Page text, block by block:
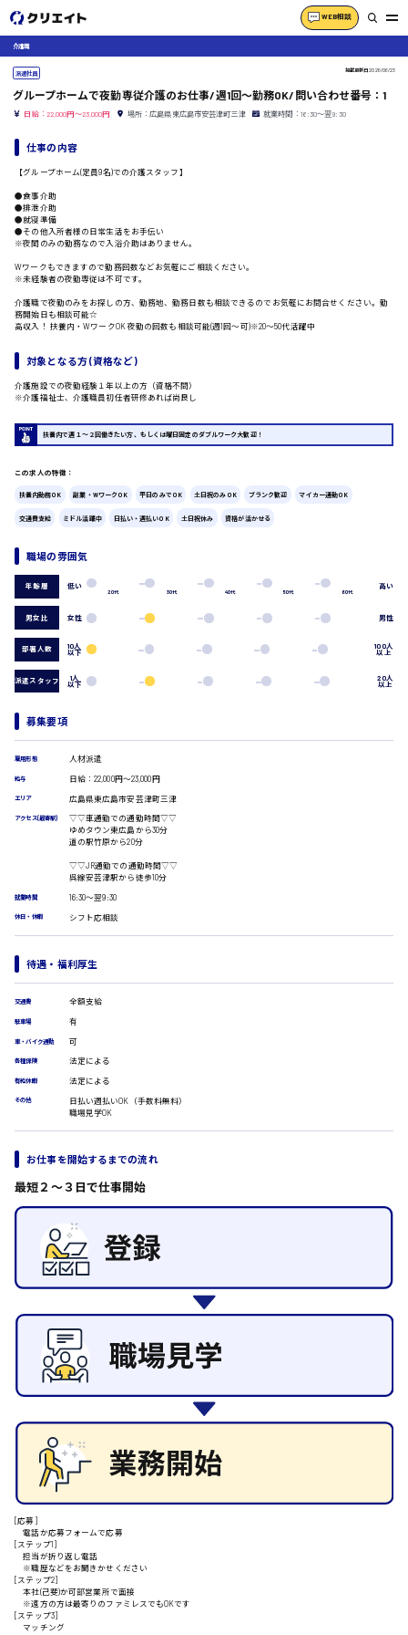
WEB相談
製造・軽作業・物流系
製造オペレーター
軽作業
医師
介護職
看護助手
貿易事務
コールセンターオペレーター
一般事務
翻訳、通訳
IT・クリエイティブ系
DTPオペレーター
CADオペレーター
システムエンジニア
プログラマー
カスタマーエンジニア
販売・サービス・フード系
経営企画
洗い場
ラウンダー営業
ルート営業
その他の専門職
施設管理・整備
清掃
施工管理
広島市中区
広島市南区
広島市西区
広島市安佐南区
東広島市
安芸太田町
安芸郡
時給1200円～
時給1300円～
時給1400円～
時給1500円以上
日給8000円～
日給9000円～
日給10000円以上
介護職
派遣社員 掲載更新日2026/06/23
グループホームで夜勤専従介護のお仕事/週1回〜勤務OK/問い合わせ番号：1
日給：22,000円～23,000円 場所：広島県東広島市安芸津町三津 就業時間：16:30〜翌9:30
仕事の内容
【グループホーム(定員9名)での介護スタッフ】
●食事介助
●排泄介助
●就寝準備
●その他入所者様の日常生活をお手伝い
※夜間のみの勤務なので入浴介助はありません。
Wワークもできますので勤務回数などお気軽にご相談ください。
※未経験者の夜勤専従は不可です。
介護職で夜勤のみをお探しの方、勤務地、勤務日数も相談できるのでお気軽にお問合せください。勤
務開始日も相談可能☆
高収入！ 扶養内・WワークOK 夜勤の回数も相談可能(週1回〜可)※20〜50代活躍中
対象となる方 (資格など)
介護施設での夜勤経験１年以上の方（資格不問）
※介護福祉士、介護職員初任者研修あれば尚良し
扶養内で週１〜２回働きたい方、もしくは曜日固定のダブルワーク大歓迎！
この求人の特徴：
扶養内勤務OK 副業・WワークOK 平日のみでOK 土日祝のみOK ブランク歓迎 マイカー通勤OK
交通費支給 ミドル活躍中 日払い・週払いOK 土日祝休み 資格が活かせる
職場の雰囲気
年齢層 低い
20代 30代 40代 50代 60代
高い
男女比 女性 男性
部署人数 10人
以下
100人
以上
派遣スタッフ 1人
以下
20人
以上
募集要項
雇用形態 人材派遣
給与 日給：22,000円～23,000円
エリア 広島県東広島市安芸津町三津
アクセス(最寄駅)
▽▽車通勤での通勤時間▽▽
ゆめタウン東広島から30分
道の駅竹原から20分
▽▽JR通勤での通勤時間▽▽
呉線安芸津駅から徒歩10分
就業時間 16:30〜翌9:30
休日・休暇 シフト応相談
待遇・福利厚生
交通費 全額支給
駐車場 有
車・バイク通勤 可
各種保険 法定による
有給休暇 法定による
その他
日払い週払いOK（手数料無料）
職場見学OK
お仕事を開始するまでの流れ
最短２〜３日で仕事開始
[応募]
電話か応募フォームで応募
[ステップ1]
担当が折り返し電話
※職歴などをお聞きかせください
[ステップ2]
本社(己斐)か可部営業所で面接
※遠方の方は最寄りのファミレスでもOKです
[ステップ3]
マッチング